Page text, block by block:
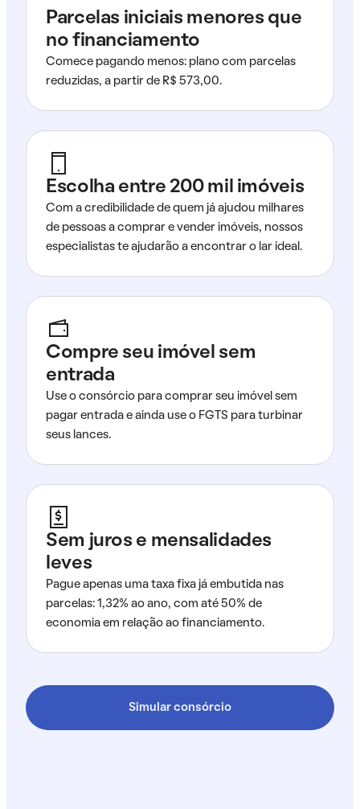
Parcelas iniciais menores que
no financiamento
Comece pagando menos: plano com parcelas
reduzidas, a partir de R$ 573,00.
Escolha entre 200 mil imóveis
Com a credibilidade de quem já ajudou milhares
de pessoas a comprar e vender imóveis, nossos
especialistas te ajudarão a encontrar o lar ideal.
Compre seu imóvel sem
entrada
Use o consórcio para comprar seu imóvel sem
pagar entrada e ainda use o FGTS para turbinar
seus lances.
Sem juros e mensalidades
leves
Pague apenas uma taxa fixa já embutida nas
parcelas: 1,32% ao ano, com até 50% de
economia em relação ao financiamento.
Simular consórcio